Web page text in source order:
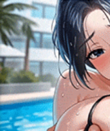
バロウス
パテル パル
ファルネ
フィオレ フ
フォルテ(千年戦争アイ
ププル
ヘカティエ
ベルニス
ホリー ポー
ミルノ
ミレイユ メイ
メメント
メル(千年戦